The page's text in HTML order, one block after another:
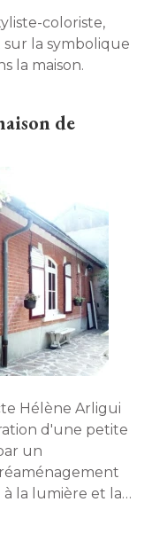
coloriste,
sur la symbolique
la maison.
de
Hélène Arligui
d'une petite
un
la lumière et la